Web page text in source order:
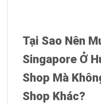
Tại Sao Nên
Singapore Ở
Shop Mà
Shop Khác?